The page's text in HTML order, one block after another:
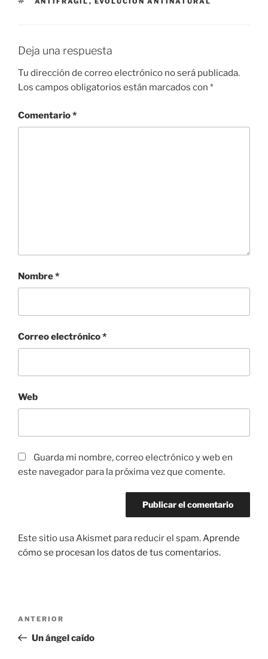
Deja una respuesta
Tu dirección de correo electrónico no será publicada.
Los campos obligatorios están marcados con *
Comentario*
Nombre*
Correo electrónico*
Web
Guarda mi nombre, correo electrónico y web en
este navegador para la próxima vez que comente.
Este sitio usa Akismet para reducir el spam.Aprende
cómo se procesan los datos de tus comentarios.
entradas
Entrada
anterior:
ANTERIOR
Un ángel caído